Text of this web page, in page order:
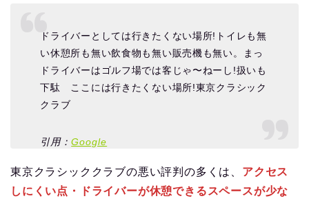
ドライバーとしては行きたくない場所!トイレも無
い休憩所も無い飲食物も無い販売機も無い。まっ
ドライバーはゴルフ場では客じゃ〜ねーし!扱いも
下駄 ここには行きたくない場所!東京クラシック
クラブ
引用：Google
東京クラシッククラブの悪い評判の多くは、 アクセス
しにくい点・ドライバーが休憩できるスペースが少な